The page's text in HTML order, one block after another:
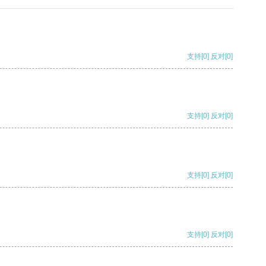
支持[0] 反对[0]
支持[0] 反对[0]
支持[0] 反对[0]
支持[0] 反对[0]